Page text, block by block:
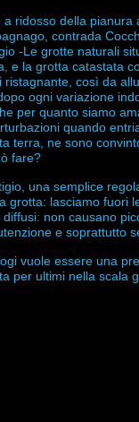
ridosso della
contrada
-Le grotte naturali
e la grotta catastata
ristagnante, così da
ogni variazione
per quanto siamo
quando
terra, ne sono
fare?
una semplice
grotta: lasciamo fuori
non causano
e soprattutto
vuole essere una
per ultimi nella